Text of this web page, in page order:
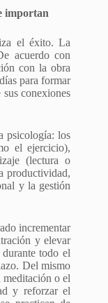
importan
el éxito. La
acuerdo con
con la obra
para formar
conexiones
psicología: los
el ejercicio),
(lectura o
productividad,
y la gestión
incrementar
y elevar
todo el
Del mismo
meditación o el
y reforzar el